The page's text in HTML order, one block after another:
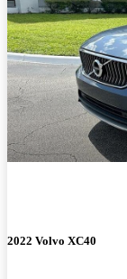
2022 Volvo XC40